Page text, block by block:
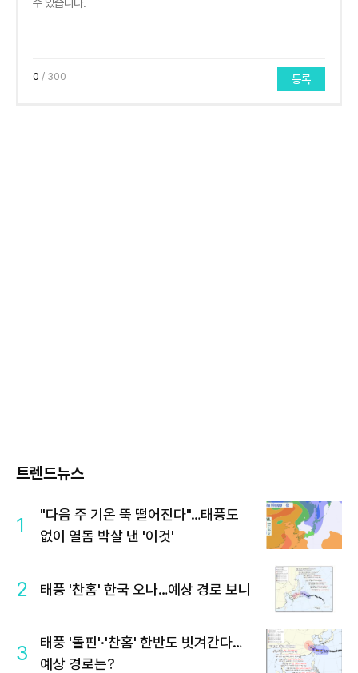
0 / 300 등록
트렌드뉴스
1
"다음 주 기온 뚝 떨어진다"…태풍도
없이 열돔 박살 낸 '이것'
2 태풍 '찬홈' 한국 오나…예상 경로 보니
3
태풍 '돌핀'·'찬홈' 한반도 빗겨간다…
예상 경로는?